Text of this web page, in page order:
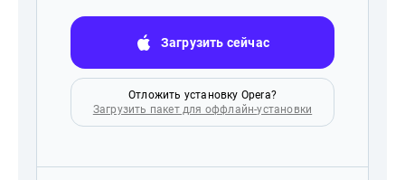
Загрузить сейчас
Отложить установку Opera?
Загрузить пакет для оффлайн-установки